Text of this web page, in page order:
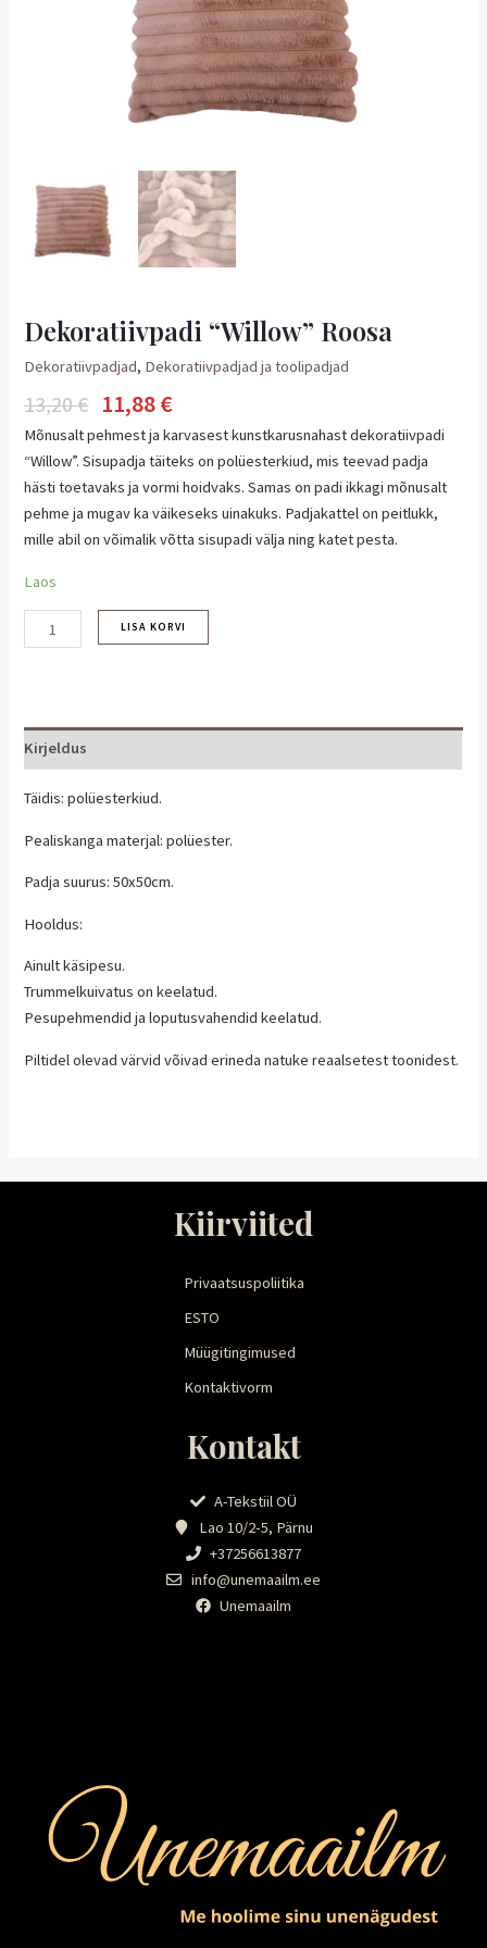
Dekoratiivpadi “Willow” Roosa
Dekoratiivpadjad, Dekoratiivpadjad ja toolipadjad
13,20€ 11,88€
Mõnusalt pehmest ja karvasest kunstkarusnahast dekoratiivpadi
“Willow”. Sisupadja täiteks on polüesterkiud, mis teevad padja
hästi toetavaks ja vormi hoidvaks. Samas on padi ikkagi mõnusalt
pehme ja mugav ka väikeseks uinakuks. Padjakattel on peitlukk,
mille abil on võimalik võtta sisupadi välja ning katet pesta.
Laos
LISA KORVI
Kirjeldus
Täidis: polüesterkiud.
Pealiskanga materjal: polüester.
Padja suurus: 50x50cm.
Hooldus:
Ainult käsipesu.
Trummelkuivatus on keelatud.
Pesupehmendid ja loputusvahendid keelatud.
Piltidel olevad värvid võivad erineda natuke reaalsetest toonidest.
Kiirviited
Privaatsuspoliitika
ESTO
Müügitingimused
Kontaktivorm
Kontakt
A-Tekstiil OÜ
Lao 10/2-5, Pärnu
+37256613877
info@unemaailm.ee
Unemaailm